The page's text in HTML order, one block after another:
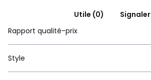
Utile (0)
Signaler
Rapport qualité-prix
Style